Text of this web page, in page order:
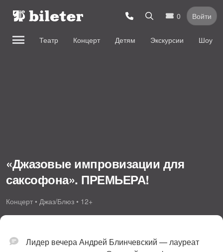
0 Войти
Театр Концерт Детям Экскурсии Шоу
«Джазовые импровизации для
саксофона». ПРЕМЬЕРА!
Концерт • Джаз/Блюз • 12+
Лидер вечера Андрей Блинчевский — лауреат